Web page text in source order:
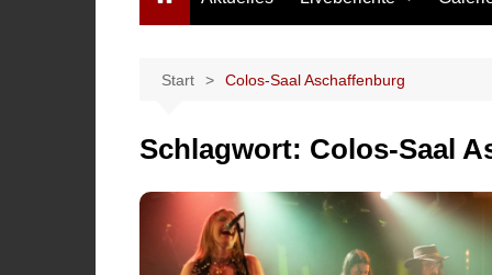
Festivalberichte
Highlights
Start Colos-Saal Aschaffenburg
Schlagwort: Colos-Saal